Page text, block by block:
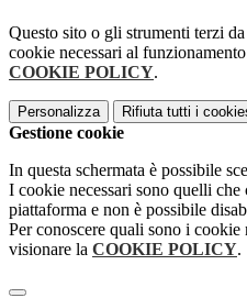
Questo sito o gli strumenti terzi
cookie necessari al
COOKIE POLICY.
Personalizza Rifiuta tutti i
Gestione cookie
In questa schermata è possibile
I cookie necessari sono quelli
piattaforma e non è possibile
Per conoscere quali sono i
visionare la COOKIE POLICY.